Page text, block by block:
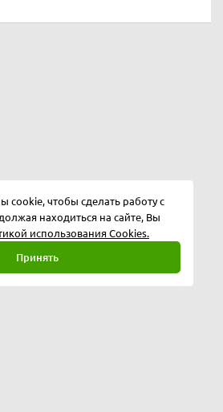
cookie, чтобы сделать работу с
находиться на сайте, Вы
использования Cookies.
Принять